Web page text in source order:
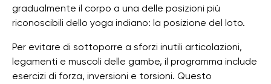
gradualmente il corpo a una delle posizioni più
riconoscibili dello yoga indiano: la posizione del loto.
Per evitare di sottoporre a sforzi inutili articolazioni,
legamenti e muscoli delle gambe, il programma include
esercizi di forza, inversioni e torsioni. Questo